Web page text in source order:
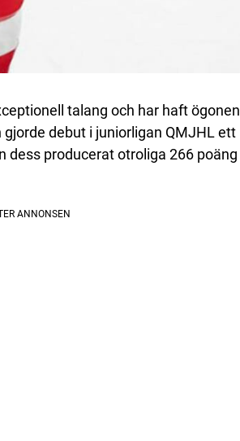
talang och har haft ögonen
debut i juniorligan QMJHL ett
dess producerat otroliga 266 poäng